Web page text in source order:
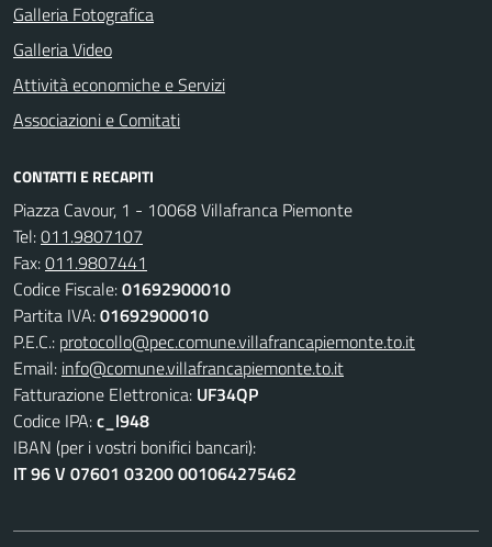
Galleria Fotografica
Galleria Video
Attività economiche e Servizi
Associazioni e Comitati
CONTATTI E RECAPITI
Piazza Cavour, 1 - 10068 Villafranca Piemonte
Tel:011.9807107
Fax:011.9807441
Codice Fiscale:01692900010
Partita IVA:01692900010
P.E.C.: protocollo@pec.comune.villafrancapiemonte.to.it
Email: info@comune.villafrancapiemonte.to.it
Fatturazione Elettronica: UF34QP
Codice IPA:c_l948
IBAN (per i vostri bonifici bancari):
IT 96 V 07601 03200 001064275462